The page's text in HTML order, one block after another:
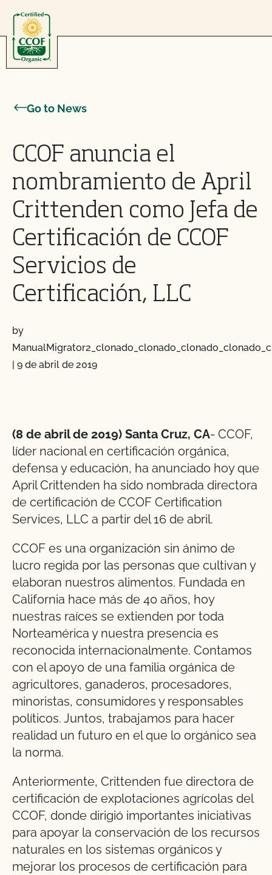
Go to News
CCOF anuncia el
nombramiento de April
Crittenden como Jefa de
Certificación de CCOF
Servicios de
Certificación, LLC
by
| 9 de abril de 2019
(8 de abril de 2019) Santa Cruz, CA- CCOF,
líder nacional en certificación orgánica,
defensa y educación, ha anunciado hoy que
April Crittenden ha sido nombrada directora
de certificación de CCOF Certification
Services, LLC a partir del 16 de abril.
CCOF es una organización sin ánimo de
lucro regida por las personas que cultivan y
elaboran nuestros alimentos. Fundada en
California hace más de 40 años, hoy
nuestras raíces se extienden por toda
Norteamérica y nuestra presencia es
reconocida internacionalmente. Contamos
con el apoyo de una familia orgánica de
agricultores, ganaderos, procesadores,
minoristas, consumidores y responsables
políticos. Juntos, trabajamos para hacer
realidad un futuro en el que lo orgánico sea
la norma.
Anteriormente, Crittenden fue directora de
certificación de explotaciones agrícolas del
CCOF, donde dirigió importantes iniciativas
para apoyar la conservación de los recursos
naturales en los sistemas orgánicos y
mejorar los procesos de certificación para